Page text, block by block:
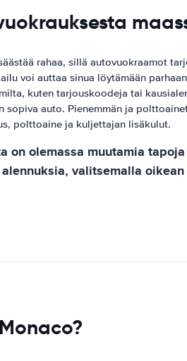
rahaa, sillä autovuokraamot
voi auttaa sinua löytämään
kuten tarjouskoodeja tai
auto. Pienemmän ja
polttoaine ja kuljettajan lisäkulut.
olemassa muutamia
valitsemalla